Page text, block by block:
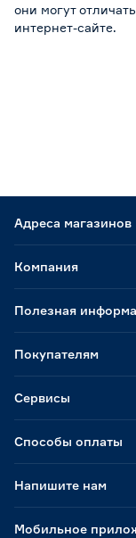
они могут
интернет-сайте.
Адреса магазинов
Способы оплаты
Мобильное
Компания
Полезная
Покупателям
Сервисы
Напишите нам